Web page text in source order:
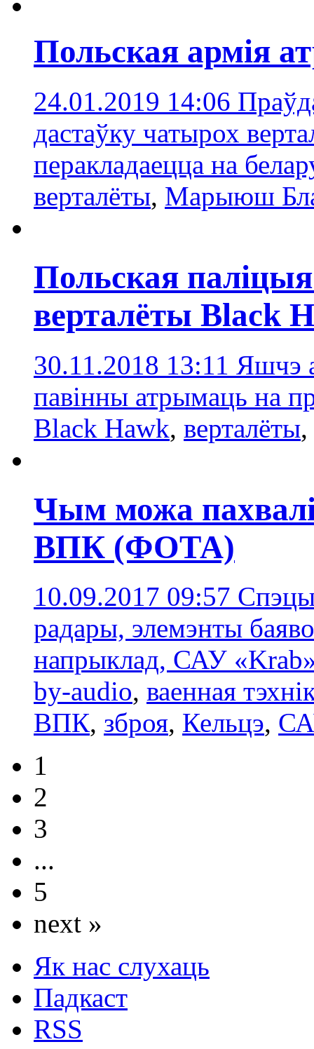
Польская армія
24.01.2019 14:06
дастаўку чатырох
перакладаецца на
верталёты, Марыюш
Польская
верталёты Black
30.11.2018 13:11 Яшчэ
павінны атрымаць на
Black Hawk, верталёты,
Чым можа
ВПК (ФОТА)
10.09.2017 09:57
радары, элемэнты
напрыклад, САУ
by-audio, ваенная
ВПК, зброя, Кельцэ,
1
2
3
...
5
next »
Як нас слухаць
Падкаст
RSS